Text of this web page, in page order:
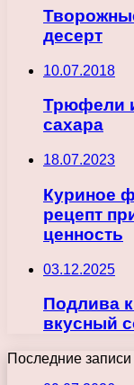
десерт
10.07.2018
Трюфели
сахара
18.07.2023
Куриное
рецепт
ценность
03.12.2025
Подлива
вкусный
Последние записи